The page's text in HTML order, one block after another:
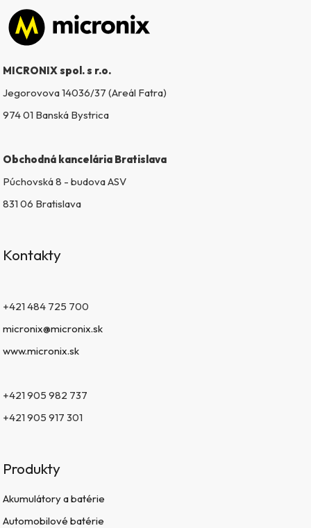
Zápätie
MICRONIX spol. s r.o.
Jegorovova 14036/37 (Areál Fatra)
974 01 Banská Bystrica
Obchodná kancelária Bratislava
Púchovská 8 - budova ASV
831 06 Bratislava
Kontakty
+421 484 725 700
micronix@micronix.sk
www.micronix.sk
+421 905 982 737
+421 905 917 301
Produkty
Akumulátory a batérie
Automobilové batérie